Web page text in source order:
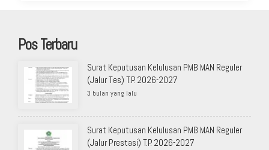
Pos Terbaru
Surat Keputusan Kelulusan PMB MAN Reguler
(Jalur Tes) T.P. 2026-2027
3 bulan yang lalu
Surat Keputusan Kelulusan PMB MAN Reguler
(Jalur Prestasi) T.P. 2026-2027